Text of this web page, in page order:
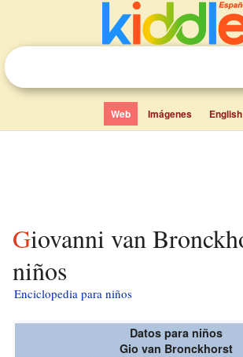
Web Imágenes English
Giovanni van Bronckhorst para
niños
Enciclopedia para niños
Datos para niños
Gio van Bronckhorst